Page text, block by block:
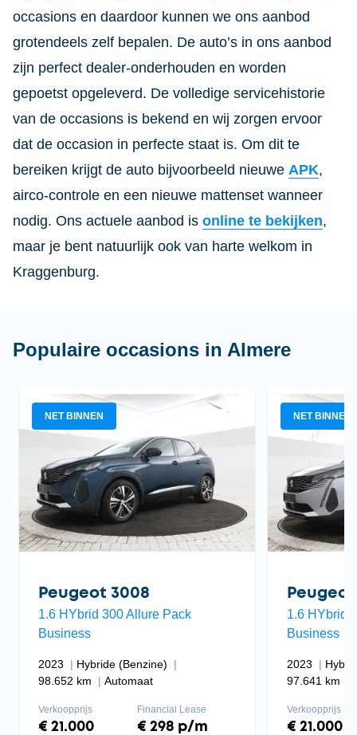
occasions en daardoor kunnen we ons aanbod
grotendeels zelf bepalen. De auto’s in ons aanbod
zijn perfect dealer-onderhouden en worden
gepoetst opgeleverd. De volledige servicehistorie
van de occasions is bekend en wij zorgen ervoor
dat de occasion in perfecte staat is. Om dit te
bereiken krijgt de auto bijvoorbeeld nieuwe APK,
airco-controle en een nieuwe mattenset wanneer
nodig. Ons actuele aanbod is online te bekijken,
maar je bent natuurlijk ook van harte welkom in
Kraggenburg.
Populaire occasions in Almere
NET BINNEN
Peugeot 3008
1.6 HYbrid 300 Allure Pack
Business
2023
Hybride (Benzine)
98.652 km
Automaat
Verkoopprijs
€ 21.000
Financial Lease
€ 298 p/m
NET BINNEN
1.6 HYbrid
Business
2023
97.641 km
Verkoopprijs
€ 21.000